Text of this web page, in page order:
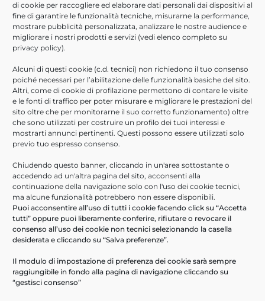
di cookie per raccogliere ed elaborare dati personali dai dispositivi al
fine di garantire le funzionalità tecniche, misurarne la performance,
mostrare pubblicità personalizzata, analizzare le nostre audience e
migliorare i nostri prodotti e servizi (vedi elenco completo su
privacy policy).
Alcuni di questi cookie (c.d. tecnici) non richiedono il tuo consenso
poiché necessari per l’abilitazione delle funzionalità basiche del sito.
Altri, come di cookie di profilazione permettono di contare le visite
e le fonti di traffico per poter misurare e migliorare le prestazioni del
sito oltre che per monitorarne il suo corretto funzionamento) oltre
che sono utilizzati per costruire un profilo dei tuoi interessi e
mostrarti annunci pertinenti. Questi possono essere utilizzati solo
previo tuo espresso consenso.
Chiudendo questo banner, cliccando in un'area sottostante o
accedendo ad un'altra pagina del sito, acconsenti alla
continuazione della navigazione solo con l'uso dei cookie tecnici,
ma alcune funzionalità potrebbero non essere disponibili.
Puoi acconsentire all’uso di tutti i cookie facendo click su “Accetta
tutti” oppure puoi liberamente conferire, rifiutare o revocare il
consenso all’uso dei cookie non tecnici selezionando la casella
desiderata e cliccando su “Salva preferenze”.
Il modulo di impostazione di preferenza dei cookie sarà sempre
raggiungibile in fondo alla pagina di navigazione cliccando su
“gestisci consenso”
* campo obbligatorio
Dichiaro di aver preso visione della suddetta
informativa sullaPrivacy *
Acconsento al trattamento dei dati per le finalità
connesse ad attività di marketing diretto e/o indiretto
Invia